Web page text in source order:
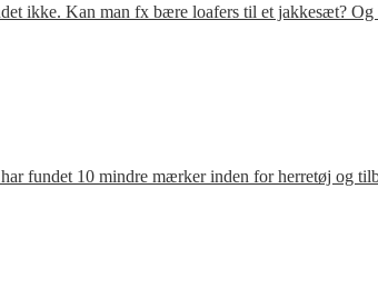
ikke. Kan man fx bære loafers til et jakkesæt?
fundet 10 mindre mærker inden for herretøj og